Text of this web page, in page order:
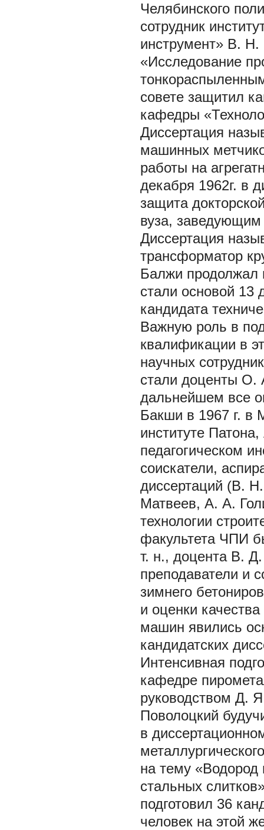
Челябинского
сотрудник
инструмент» В. Н.
«Исследование
совете защитил
кафедры
Диссертация
машинных
работы на
декабря 1962г. в
защита
вуза,
Диссертация
трансформатор
Балжи продолжал
стали основой 13
кандидата
Важную роль в
квалификации в
научных
стали доценты
дальнейшем все
Бакши в 1967 г. в
институте
педагогическом
соискатели,
диссертаций (В.
Матвеев, А. А.
технологии
факультета ЧПИ
т. н., доцента В.
преподаватели и
зимнего
и оценки
машин явились
кандидатских
Интенсивная
кафедре
руководством Д.
Поволоцкий
в
на тему «Водород
стальных
подготовил 36
человек на этой